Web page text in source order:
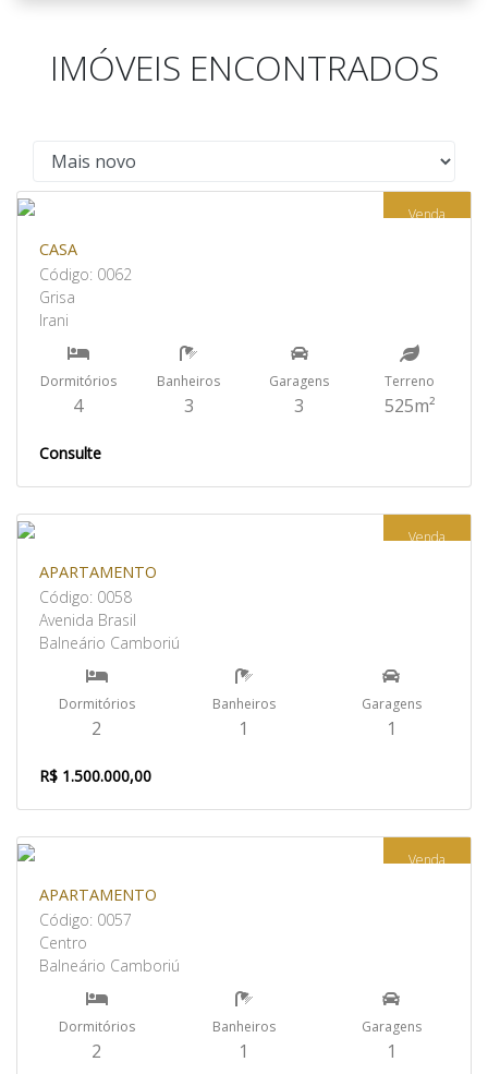
IMÓVEIS ENCONTRADOS
Venda
CASA
Código: 0062
Grisa
Irani
Dormitórios
4
Banheiros
3
Garagens
3
Terreno
525m²
Consulte
Venda
APARTAMENTO
Código: 0058
Avenida Brasil
Balneário Camboriú
Dormitórios
2
Banheiros
1
Garagens
1
R$ 1.500.000,00
Venda
APARTAMENTO
Código: 0057
Centro
Balneário Camboriú
Dormitórios
2
Banheiros
1
Garagens
1